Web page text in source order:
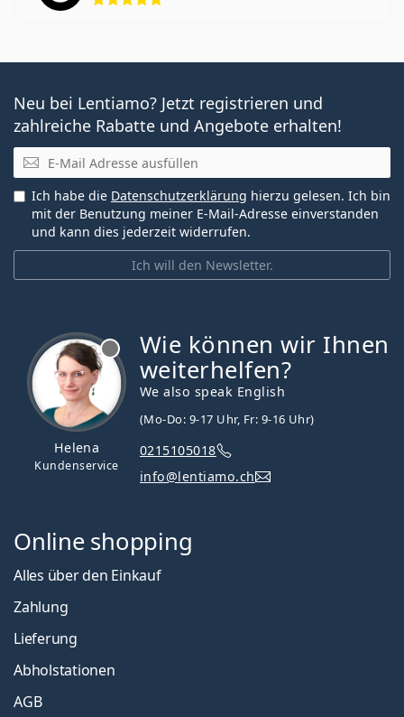
Neu bei Lentiamo? Jetzt registrieren und
zahlreiche Rabatte und Angebote erhalten!
E-Mail
Ich will den Newsletter.
Ich habe die Datenschutzerklärung hierzu gelesen. Ich bin
mit der Benutzung meiner E-Mail-Adresse einverstanden
und kann dies jederzeit widerrufen.
Helena
Kundenservice
Wie können wir Ihnen
weiterhelfen?
We also speak English
(Mo-Do: 9-17 Uhr, Fr: 9-16 Uhr)
0215105018
info@lentiamo.ch
Online shopping
Alles über den Einkauf
Zahlung
Lieferung
Abholstationen
AGB